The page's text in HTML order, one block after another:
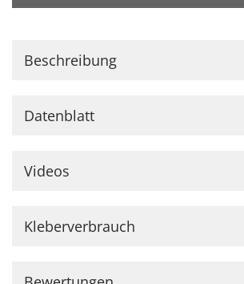
Beschreibung
Datenblatt
Videos
Kleberverbrauch